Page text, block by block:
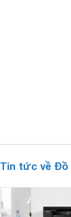
Tin tức về Đồ